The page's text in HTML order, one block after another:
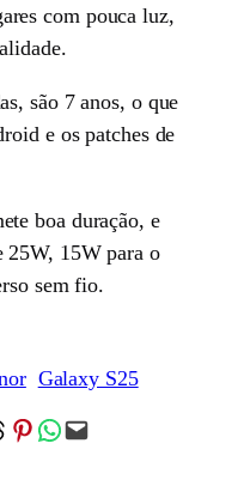
com pouca luz,
são 7 anos, o que
e os patches de
boa duração, e
25W, 15W para o
sem fio.
Galaxy S25
on Threads
Share on Pinterest
Share on WhatsApp
Email this Page